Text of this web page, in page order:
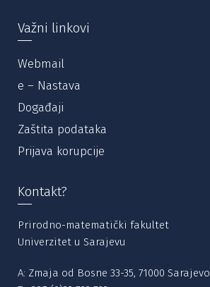
Važni linkovi
Webmail
e – Nastava
Događaji
Zaštita podataka
Prijava korupcije
Kontakt?
Prirodno-matematički fakultet
Univerzitet u Sarajevu
A: Zmaja od Bosne 33-35, 71000 Sarajevo